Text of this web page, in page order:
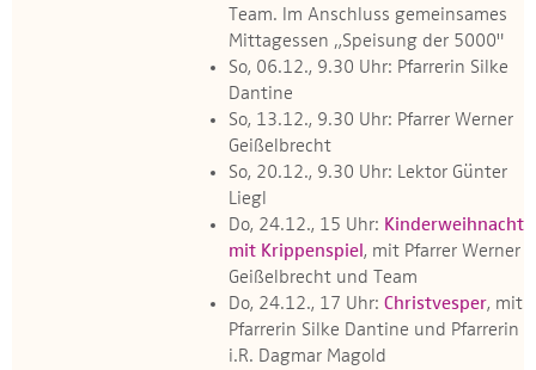
Team. Im Anschluss gemeinsames
Mittagessen „Speisung der 5000"
So, 06.12., 9.30 Uhr: Pfarrerin Silke
Dantine
So, 13.12., 9.30 Uhr: Pfarrer Werner
Geißelbrecht
So, 20.12., 9.30 Uhr: Lektor Günter
Liegl
Do, 24.12., 15 Uhr: Kinderweihnacht
mit Krippenspiel , mit Pfarrer Werner
Geißelbrecht und Team
Do, 24.12., 17 Uhr: Christvesper, mit
Pfarrerin Silke Dantine und Pfarrerin
i.R. Dagmar Magold